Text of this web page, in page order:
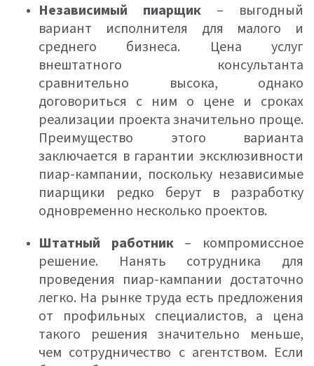
Независимый пиарщик – выгодный
вариант исполнителя для малого и
среднего бизнеса. Цена услуг
внештатного консультанта
сравнительно высока, однако
договориться с ним о цене и сроках
реализации проекта значительно проще.
Преимущество этого варианта
заключается в гарантии эксклюзивности
пиар-кампании, поскольку независимые
пиарщики редко берут в разработку
одновременно несколько проектов.
Штатный работник– компромиссное
решение. Нанять сотрудника для
проведения пиар-кампании достаточно
легко. На рынке труда есть предложения
от профильных специалистов, а цена
такого решения значительно меньше,
чем сотрудничество с агентством. Если